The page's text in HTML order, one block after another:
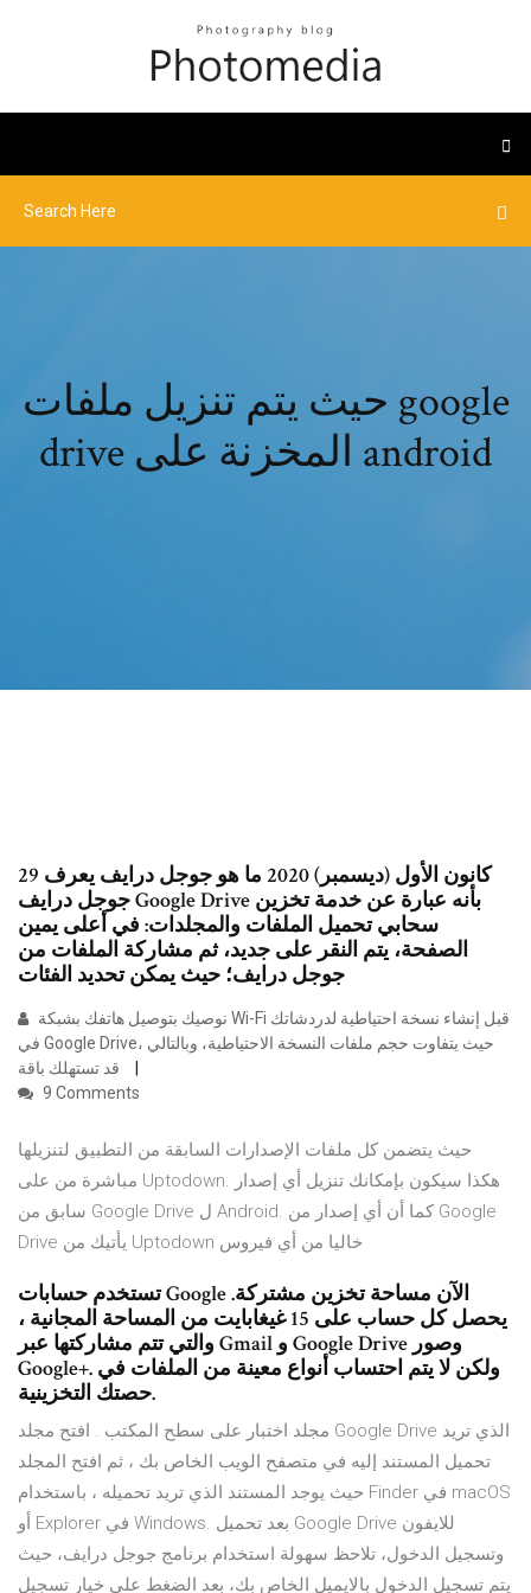
حيث يتم تنزيل ملفات google
drive المخزنة على android
29 كانون الأول (ديسمبر) 2020 ما هو جوجل درايف يعرف
جوجل درايف Google Drive بأنه عبارة عن خدمة تخزين
سحابي تحميل الملفات والمجلدات: في أعلى يمين
الصفحة، يتم النقر على جديد، ثم مشاركة الملفات من
جوجل درايف؛ حيث يمكن تحديد الفئات
في Google Drive، حيث يتفاوت حجم ملفات النسخة الاحتياطية، وبالتالي
9 Comments
حيث يتضمن كل ملفات الإصدارات السابقة من التطبيق لتنزيلها
مباشرة من على Uptodown. هكذا سيكون بإمكانك تنزيل أي إصدار
سابق من Google Drive ل Android. كما أن أي إصدار من Google
Drive يأتيك من Uptodown خاليا من أي فيروس
تستخدم حسابات Google الآن مساحة تخزين مشتركة.
يحصل كل حساب على 15 غيغابايت من المساحة المجانية ،
والتي تتم مشاركتها عبر Gmail و Google Drive وصور
Google+. ولكن لا يتم احتساب أنواع معينة من الملفات في
حصتك التخزينية.
مجلد اختبار على سطح المكتب . افتح مجلد Google Drive الذي تريد
تحميل المستند إليه في متصفح الويب الخاص بك ، ثم افتح المجلد
حيث يوجد المستند الذي تريد تحميله ، باستخدام Finder في macOS
أو Explorer في Windows. بعد تحميل Google Drive للايفون
وتسجيل الدخول، تلاحظ سهولة استخدام برنامج جوجل درايف، حيث
يتم تسجيل الدخول بالايميل الخاص بك، بعد الضغط على خيار تسجيل